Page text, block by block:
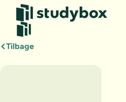
Tilbage